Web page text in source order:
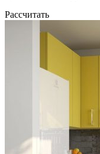
Рассчитать